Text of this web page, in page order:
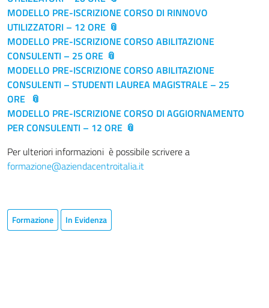
MODELLO PRE-ISCRIZIONE CORSO DI RINNOVO
UTILIZZATORI – 12 ORE
MODELLO PRE-ISCRIZIONE CORSO ABILITAZIONE
CONSULENTI – 25 ORE
MODELLO PRE-ISCRIZIONE CORSO ABILITAZIONE
CONSULENTI – STUDENTI LAUREA MAGISTRALE – 25
ORE
MODELLO PRE-ISCRIZIONE CORSO DI AGGIORNAMENTO
PER CONSULENTI – 12 ORE
Per ulteriori informazioni è possibile scrivere a
formazione@aziendacentroitalia.it
Formazione In Evidenza